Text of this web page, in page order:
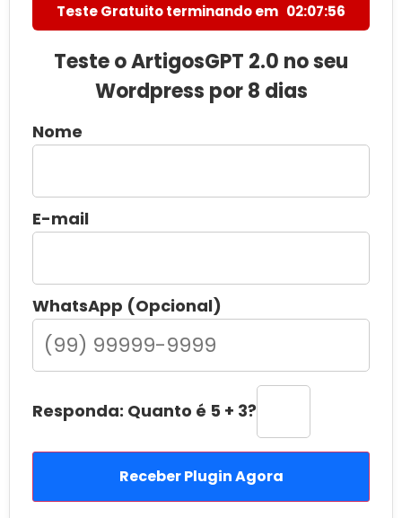
Teste Gratuito terminando em 02:07:55
Teste o ArtigosGPT 2.0 no seu
Wordpress por 8 dias
Nome
E-mail
WhatsApp (Opcional)
Responda: Quanto é 5 + 3?
Receber Plugin Agora